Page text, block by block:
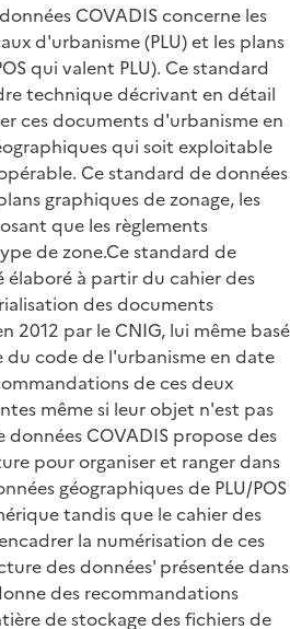
COVADIS concerne les
d'urbanisme (PLU) et les plans
qui valent PLU). Ce standard
technique décrivant en détail
ces documents d'urbanisme en
qui soit exploitable
Ce standard de données
graphiques de zonage, les
que les règlements
de zone.Ce standard de
élaboré à partir du cahier des
des documents
2012 par le CNIG, lui même basé
du code de l'urbanisme en date
de ces deux
même si leur objet n'est pas
données COVADIS propose des
pour organiser et ranger dans
géographiques de PLU/POS
tandis que le cahier des
la numérisation de ces
des données' présentée dans
des recommandations
de stockage des fichiers de